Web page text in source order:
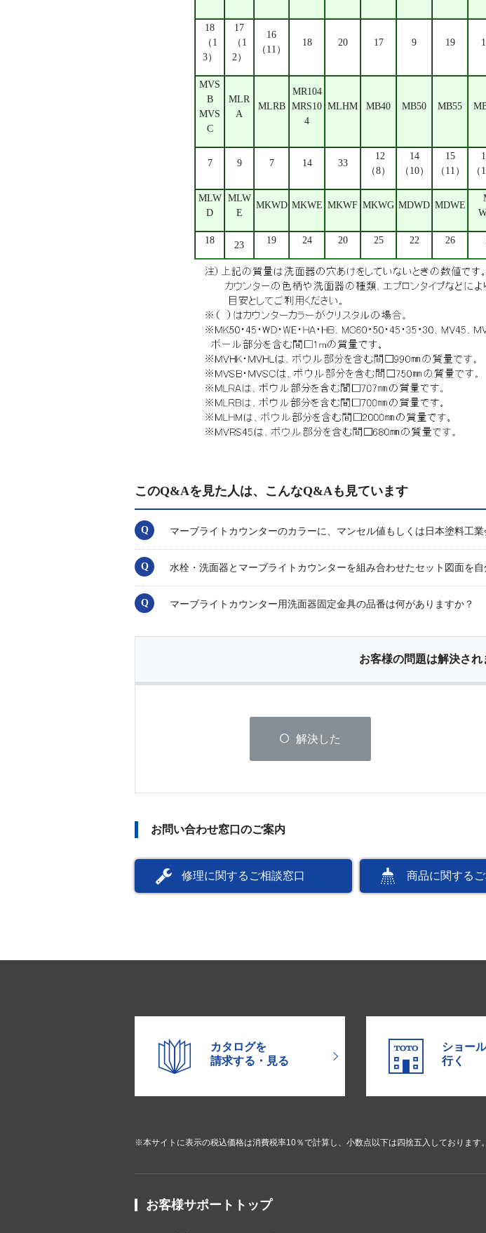
18
（1
3）
17
（1
2）
16
（11）
18 20 17 9 19
MVS
B
MVS
C
MLR
A
MLRB
MR104
MRS10
4
MLHM MB40 MB50 MB55
7 9 7 14 33
12
（8）
14
（10）
15
（11）
（
MLW
D
MLW
E
MKWD MKWE MKWF MKWG MDWD MDWE
18 23 19 24 20 25 22 26
このQ&Aを見た人は、こんなQ&Aも見ています
マーブライトカウンターのカラーに、マンセル値もしくは日本塗料工
水栓・洗面器とマーブライトカウンターを組み合わせたセット図面を
マーブライトカウンター用洗面器固定金具の品番は何がありますか？
お客様の問題は解決され
解決した
お問い合わせ窓口のご案内
修理に関するご相談窓口 商品に関する
カタログを
請求する・見る
ショー
行く
※本サイトに表示の税込価格は消費税率10％で計算し、小数点以下は四捨五入しております。
お客様サポートトップ